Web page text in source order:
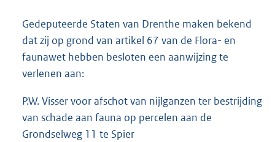
r
o
t
:
1
0
Gedeputeerde Staten van Drenthe maken bekend
dat zij op grond van artikel 67 van de Flora- en
faunawet hebben besloten een aanwijzing te
verlenen aan:
P.W. Visser voor afschot van nijlganzen ter bestrijding
van schade aan fauna op percelen aan de
Grondselweg 11 te Spier